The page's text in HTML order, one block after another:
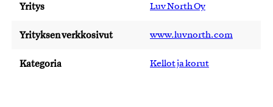
Yritys Luv North Oy
Yrityksen verkkosivut www.luvnorth.com
Kategoria Kellot ja korut